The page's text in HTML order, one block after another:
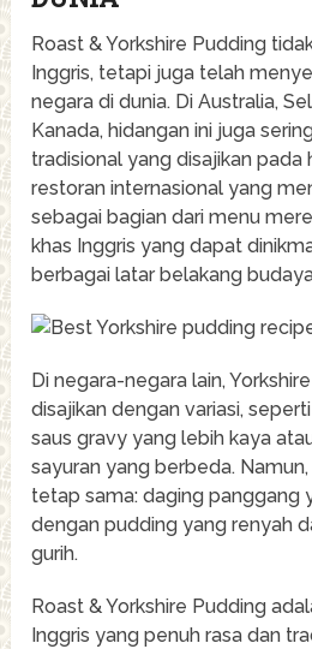
Roast & Yorkshire Pudding
Inggris, tetapi juga telah
negara di dunia. Di Australia,
Kanada, hidangan ini juga
tradisional yang disajikan pada
restoran internasional yang
sebagai bagian dari menu
khas Inggris yang dapat
berbagai latar belakang
Di negara-negara lain,
disajikan dengan variasi,
saus gravy yang lebih kaya
sayuran yang berbeda.
tetap sama: daging panggang
dengan pudding yang renyah
gurih.
Roast & Yorkshire Pudding
Inggris yang penuh rasa dan